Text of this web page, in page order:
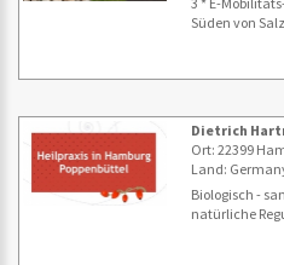
Süden von
Dietrich
Ort: 22399
Land:
Biologisch -
natürliche